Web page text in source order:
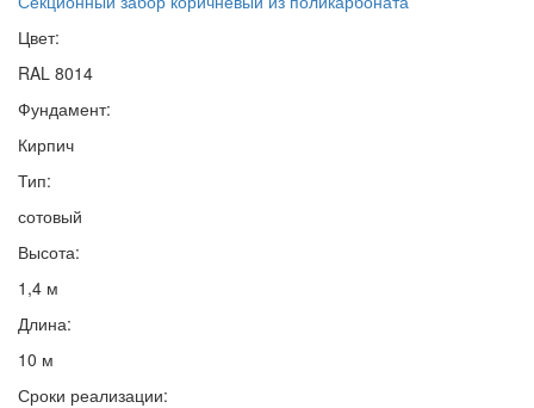
Цвет:
RAL 8014
Фундамент:
Кирпич
Тип:
сотовый
Высота:
1,4 м
Длина:
10 м
Сроки реализации: